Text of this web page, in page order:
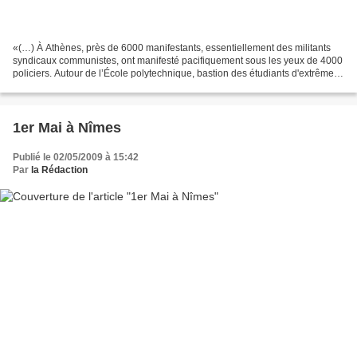
«(…) À Athènes, près de 6000 manifestants, essentiellement des militants
syndicaux communistes, ont manifesté pacifiquement sous les yeux de 4000
policiers. Autour de l’École polytechnique, bastion des étudiants d'extrême
1er Mai à Nîmes
Publié le 02/05/2009 à 15:42
Par la Rédaction